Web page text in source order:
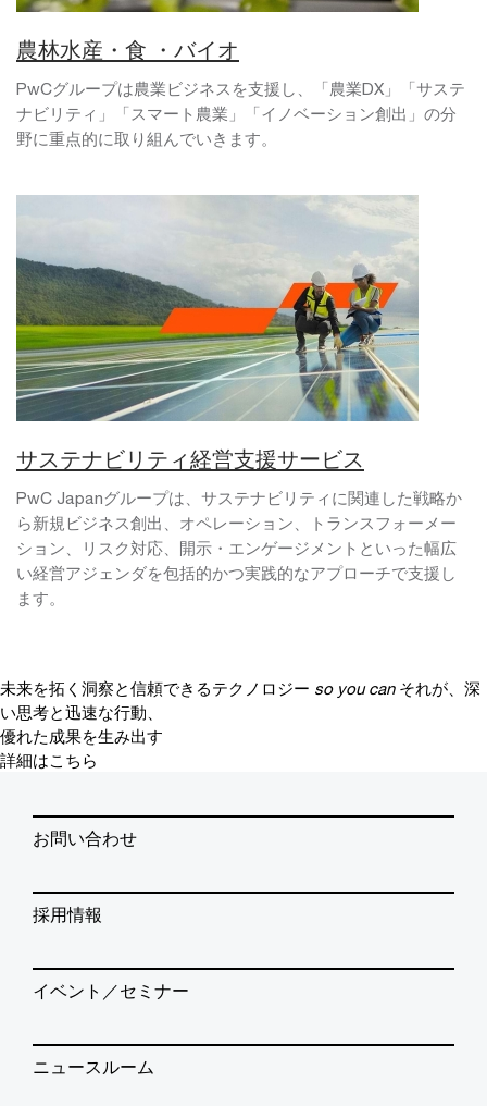
農林水産・食 ・バイオ
PwCグループは農業ビジネスを支援し、「農業DX」「サステ
ナビリティ」「スマート農業」「イノベーション創出」の分
野に重点的に取り組んでいきます。
サステナビリティ経営支援サービス
PwC Japanグループは、サステナビリティに関連した戦略か
ら新規ビジネス創出、オペレーション、トランスフォーメー
ション、リスク対応、開示・エンゲージメントといった幅広
い経営アジェンダを包括的かつ実践的なアプローチで支援し
ます。
未来を拓く洞察と信頼できるテクノロジー so you can それが、深
い思考と迅速な行動、
優れた成果を生み出す
詳細はこちら
お問い合わせ
採用情報
イベント／セミナー
ニュースルーム